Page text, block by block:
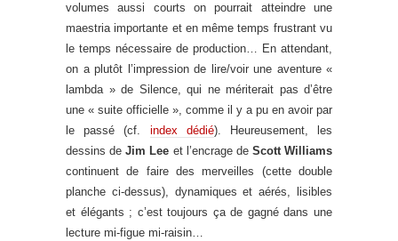
volumes aussi courts on pourrait atteindre une
maestria importante et en même temps frustrant vu
le temps nécessaire de production… En attendant,
on a plutôt l’impression de lire/voir une aventure «
lambda » de Silence, qui ne mériterait pas d’être
une « suite officielle », comme il y a pu en avoir par
le passé (cf. index dédié). Heureusement, les
dessins deJim Lee et l’encrage de Scott Williams
continuent de faire des merveilles (cette double
planche ci-dessus), dynamiques et aérés, lisibles
et élégants ; c’est toujours ça de gagné dans une
lecture mi-figue mi-raisin…